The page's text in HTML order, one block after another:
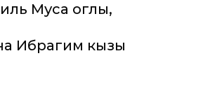
Муса оглы,
Ибрагим кызы